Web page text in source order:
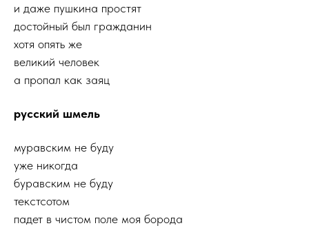
и даже пушкина простят
достойный был гражданин
хотя опять же
великий человек
а пропал как заяц
русский шмель
муравским не буду
уже никогда
буравским не буду
текстсотом
падет в чистом поле моя борода